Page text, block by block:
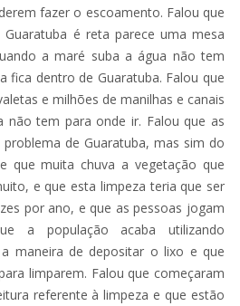
fazer o escoamento. Falou que
é reta parece uma mesa
a maré suba a água não tem
fica dentro de Guaratuba. Falou que
e milhões de manilhas e canais
não tem para onde ir. Falou que as
de Guaratuba, mas sim do
que muita chuva a vegetação que
e que esta limpeza teria que ser
por ano, e que as pessoas jogam
a população acaba utilizando
maneira de depositar o lixo e que
limparem. Falou que começaram
referente à limpeza e que estão